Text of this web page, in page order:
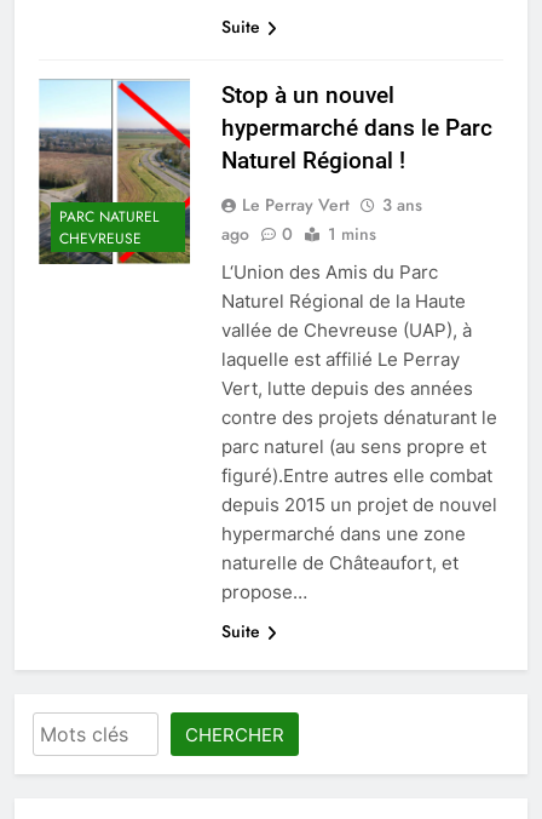
Suite
PARC NATUREL
CHEVREUSE
Stop à un nouvel
hypermarché dans le Parc
Naturel Régional !
Le Perray Vert
3 ans
ago
0 1 mins
L‘Union des Amis du Parc
Naturel Régional de la Haute
vallée de Chevreuse (UAP), à
laquelle est affilié Le Perray
Vert, lutte depuis des années
contre des projets dénaturant le
parc naturel (au sens propre et
figuré).Entre autres elle combat
depuis 2015 un projet de nouvel
hypermarché dans une zone
naturelle de Châteaufort, et
propose…
Suite
Rechercher CHERCHER